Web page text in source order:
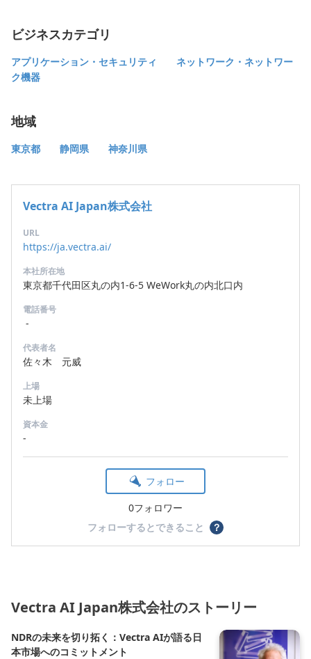
ビジネスカテゴリ
アプリケーション・セキュリティ
ネットワーク・ネットワー
ク機器
地域
東京都 静岡県 神奈川県
Vectra AI Japan株式会社
URL
https://ja.vectra.ai/
本社所在地
東京都千代田区丸の内1-6-5 WeWork丸の内北口内
電話番号
-
代表者名
佐々木 元威
上場
未上場
資本金
-
フォロー
0フォロワー
フォローするとできること
？
Vectra AI Japan株式会社のストーリー
NDRの未来を切り拓く：Vectra AIが語る日
本市場へのコミットメント